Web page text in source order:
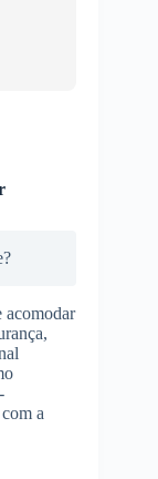
acomodar
a